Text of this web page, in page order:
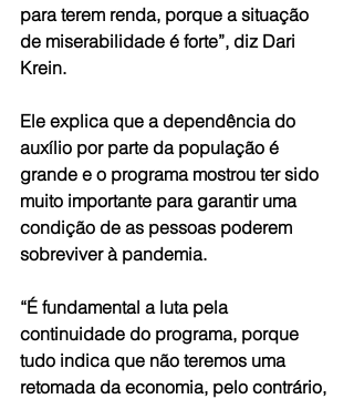
para terem renda, porque a situação
de miserabilidade é forte”, diz Dari
Krein.
Ele explica que a dependência do
auxílio por parte da população é
grande e o programa mostrou ter sido
muito importante para garantir uma
condição de as pessoas poderem
sobreviver à pandemia.
“É fundamental a luta pela
continuidade do programa, porque
tudo indica que não teremos uma
retomada da economia, pelo contrário,